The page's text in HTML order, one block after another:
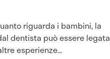
riguarda i bambini, la
dentista può essere legata
esperienze...